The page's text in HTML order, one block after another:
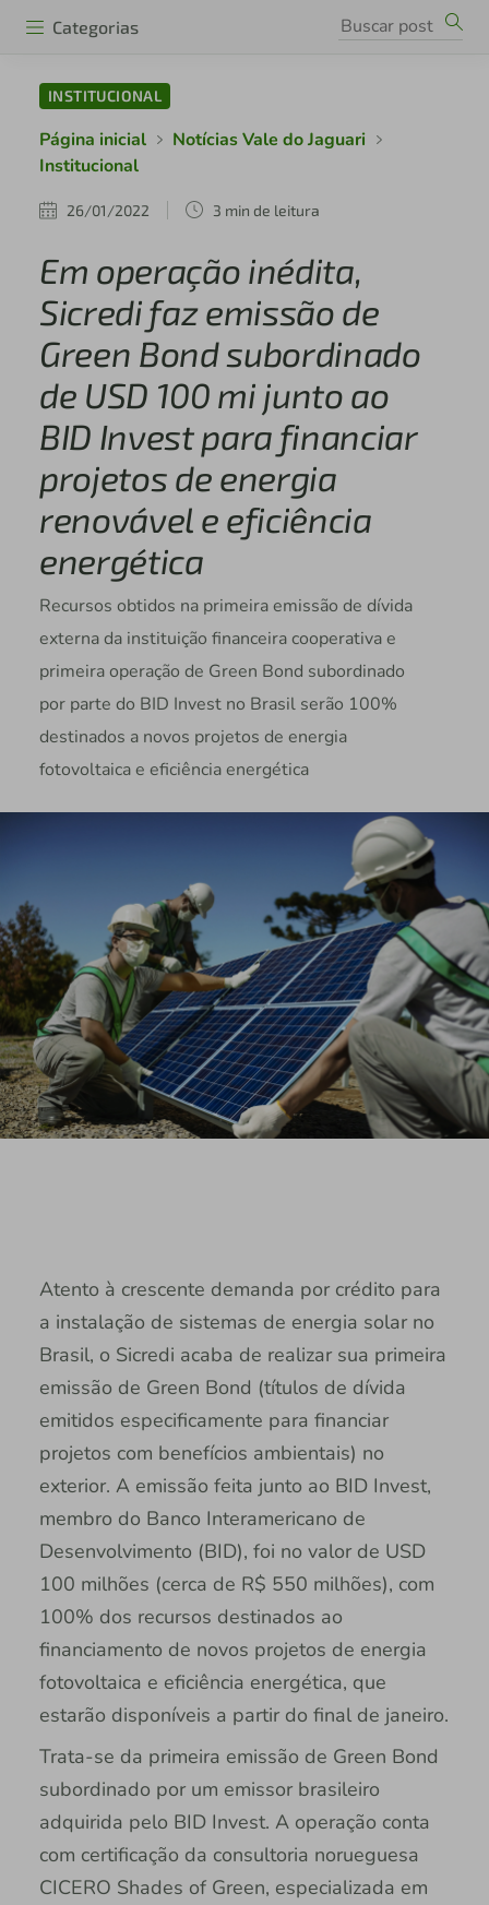
Categorias
INSTITUCIONAL
Página inicial
Notícias Vale do Jaguari
Institucional
26/01/2022 3 min de leitura
Em operação inédita,
Sicredi faz emissão de
Green Bond subordinado
de USD 100 mi junto ao
BID Invest para financiar
projetos de energia
renovável e eficiência
energética
Recursos obtidos na primeira emissão de dívida
externa da instituição financeira cooperativa e
primeira operação de Green Bond subordinado
por parte do BID Invest no Brasil serão 100%
destinados a novos projetos de energia
fotovoltaica e eficiência energética
Atento à crescente demanda por crédito para
a instalação de sistemas de energia solar no
Brasil, o Sicredi acaba de realizar sua primeira
emissão de Green Bond (títulos de dívida
emitidos especificamente para financiar
projetos com benefícios ambientais) no
exterior. A emissão feita junto ao BID Invest,
membro do Banco Interamericano de
Desenvolvimento (BID), foi no valor de USD
100 milhões (cerca de R$ 550 milhões), com
100% dos recursos destinados ao
financiamento de novos projetos de energia
fotovoltaica e eficiência energética, que
estarão disponíveis a partir do final de janeiro.
Trata-se da primeira emissão de Green Bond
subordinado por um emissor brasileiro
adquirida pelo BID Invest. A operação conta
com certificação da consultoria norueguesa
CICERO Shades of Green, especializada em